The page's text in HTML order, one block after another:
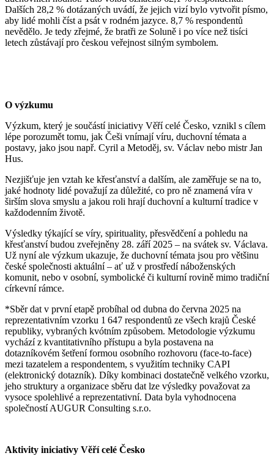
Dalších 28,2 % dotázaných uvádí, že jejich vizí bylo vytvořit písmo,
aby lidé mohli číst a psát v rodném jazyce. 8,7 % respondentů
nevědělo. Je tedy zřejmé, že bratři ze Soluně i po více než tisíci
letech zůstávají pro českou veřejnost silným symbolem.
O výzkumu
Výzkum, který je součástí iniciativy Věří celé Česko, vznikl s cílem
lépe porozumět tomu, jak Češi vnímají víru, duchovní témata a
postavy, jako jsou např. Cyril a Metoděj, sv. Václav nebo mistr Jan
Hus.
Nezjišťuje jen vztah ke křesťanství a dalším, ale zaměřuje se na to,
jaké hodnoty lidé považují za důležité, co pro ně znamená víra v
širším slova smyslu a jakou roli hrají duchovní a kulturní tradice v
každodenním životě.
Výsledky týkající se víry, spirituality, přesvědčení a pohledu na
křesťanství budou zveřejněny 28. září 2025 – na svátek sv. Václava.
Už nyní ale výzkum ukazuje, že duchovní témata jsou pro většinu
české společnosti aktuální – ať už v prostředí náboženských
komunit, nebo v osobní, symbolické či kulturní rovině mimo tradiční
církevní rámce.
*Sběr dat v první etapě probíhal od dubna do června 2025 na
reprezentativním vzorku 1 647 respondentů ze všech krajů České
republiky, vybraných kvótním způsobem. Metodologie výzkumu
vychází z kvantitativního přístupu a byla postavena na
dotazníkovém šetření formou osobního rozhovoru (face-to-face)
mezi tazatelem a respondentem, s využitím techniky CAPI
(elektronický dotazník). Díky kombinaci dostatečně velkého vzorku,
jeho struktury a organizace sběru dat lze výsledky považovat za
vysoce spolehlivé a reprezentativní. Data byla vyhodnocena
společností AUGUR Consulting s.r.o.
Aktivity iniciativy Věří celé Česko